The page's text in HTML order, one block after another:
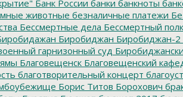
Банк России банки банкноты
животные безналичные платежи
Бессмертные дела Бессмертный полк
Биробиджан Биробиджан-2
гарнизонный суд
Благовещенск Благовещенский
благотворительный концерт
Борис Титов Борохович